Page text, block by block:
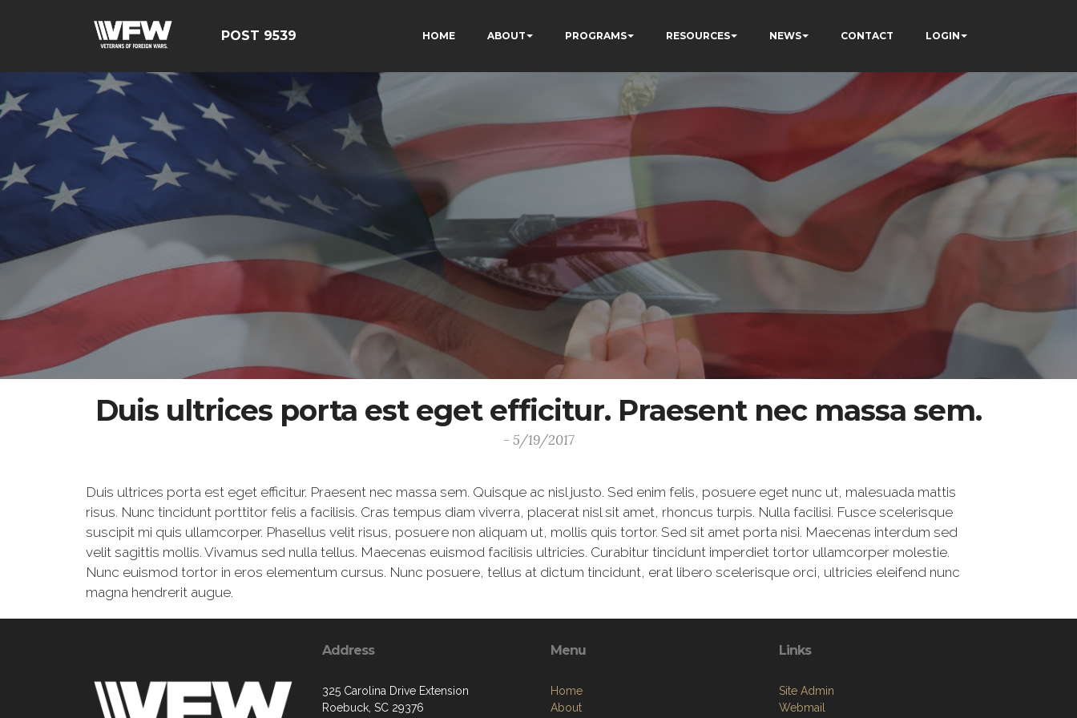
POST 9539 HOME ABOUT PROGRAMS RESOURCES NEWS CONTACT LOGIN
Duis ultrices porta est eget efficitur. Praesent nec massa sem.
- 5/19/2017
Duis ultrices porta est eget efficitur. Praesent nec massa sem. Quisque ac nisl justo. Sed enim felis, posuere eget nunc ut, malesuada mattis
risus. Nunc tincidunt porttitor felis a facilisis. Cras tempus diam viverra, placerat nisl sit amet, rhoncus turpis. Nulla facilisi. Fusce scelerisque
suscipit mi quis ullamcorper. Phasellus velit risus, posuere non aliquam ut, mollis quis tortor. Sed sit amet porta nisi. Maecenas interdum sed
velit sagittis mollis. Vivamus sed nulla tellus. Maecenas euismod facilisis ultricies. Curabitur tincidunt imperdiet tortor ullamcorper molestie.
Nunc euismod tortor in eros elementum cursus. Nunc posuere, tellus at dictum tincidunt, erat libero scelerisque orci, ultricies eleifend nunc
magna hendrerit augue.
Address
325 Carolina Drive Extension
Roebuck, SC 29376
Menu
Home
About
Links
Site Admin
Webmail